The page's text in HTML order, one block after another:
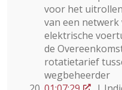
voor het
van een
elektrische
de
rotatietarief
wegbeheerder